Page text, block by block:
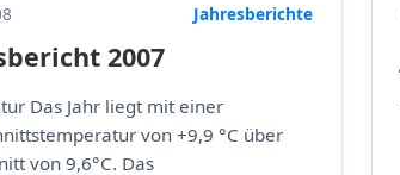
Jahresberichte
2007
Das Jahr liegt mit einer
von +9,9 °C über
von 9,6°C. Das